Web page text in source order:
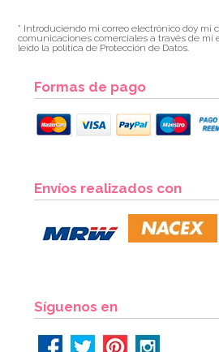
* Introduciendo mi correo electrónico doy mi
comunicaciones comerciales a través de mi
leído la política de Protección de Datos.
Formas de pago
Envíos realizados con
Síguenos en